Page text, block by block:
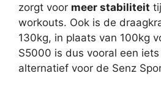
zorgt voor meer stabiliteit
workouts. Ook is de
130kg, in plaats van 100kg
S5000 is dus vooral een
alternatief voor de Senz